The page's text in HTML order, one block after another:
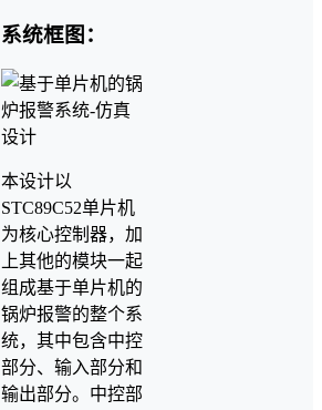
系统框图：
本设计以
STC89C52单片机
为核心控制器，加
上其他的模块一起
组成基于单片机的
锅炉报警的整个系
统，其中包含中控
部分、输入部分和
输出部分。中控部